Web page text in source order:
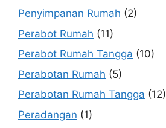
Penyimpanan Rumah (2)
Perabot Rumah (11)
Perabot Rumah Tangga (10)
Perabotan Rumah (5)
Perabotan Rumah Tangga (12)
Peradangan (1)